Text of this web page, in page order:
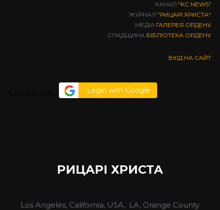
КАНАЛ "KC NEWS"
ЖУРНАЛ "РИЦАРІ ХРИСТА"
МЕДІА ГАЛЕРЕЯ ОРДЕНУ
СПАДЩИНА БІБЛІОТЕКА ОРДЕНУ
ВХІД НА САЙТ
Login with Google
РИЦАРІ ХРИСТА
Los Angeles, California, USA, LA, Orange County